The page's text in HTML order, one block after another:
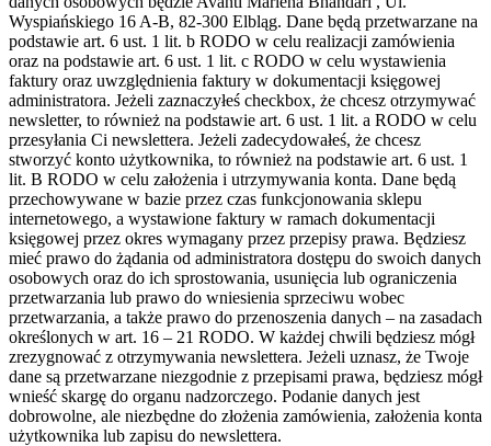
Wyspiańskiego 16 A-B, 82-300 Elbląg. Dane będą przetwarzane na
podstawie art. 6 ust. 1 lit. b RODO w celu realizacji zamówienia
oraz na podstawie art. 6 ust. 1 lit. c RODO w celu wystawienia
faktury oraz uwzględnienia faktury w dokumentacji księgowej
administratora. Jeżeli zaznaczyłeś checkbox, że chcesz otrzymywać
newsletter, to również na podstawie art. 6 ust. 1 lit. a RODO w celu
przesyłania Ci newslettera. Jeżeli zadecydowałeś, że chcesz
stworzyć konto użytkownika, to również na podstawie art. 6 ust. 1
lit. B RODO w celu założenia i utrzymywania konta. Dane będą
przechowywane w bazie przez czas funkcjonowania sklepu
internetowego, a wystawione faktury w ramach dokumentacji
księgowej przez okres wymagany przez przepisy prawa. Będziesz
mieć prawo do żądania od administratora dostępu do swoich danych
osobowych oraz do ich sprostowania, usunięcia lub ograniczenia
przetwarzania lub prawo do wniesienia sprzeciwu wobec
przetwarzania, a także prawo do przenoszenia danych – na zasadach
określonych w art. 16 – 21 RODO. W każdej chwili będziesz mógł
zrezygnować z otrzymywania newslettera. Jeżeli uznasz, że Twoje
dane są przetwarzane niezgodnie z przepisami prawa, będziesz mógł
wnieść skargę do organu nadzorczego. Podanie danych jest
dobrowolne, ale niezbędne do złożenia zamówienia, założenia konta
użytkownika lub zapisu do newslettera.